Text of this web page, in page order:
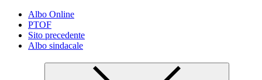
Albo Online
PTOF
Sito precedente
Albo sindacale